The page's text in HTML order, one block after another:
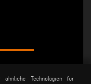
ähnliche Technologien für